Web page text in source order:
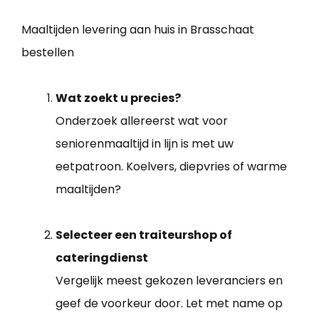
Maaltijden levering aan huis in Brasschaat
bestellen
Wat zoekt u precies?
Onderzoek allereerst wat voor
seniorenmaaltijd in lijn is met uw
eetpatroon. Koelvers, diepvries of warme
maaltijden?
Selecteer een traiteurshop of
cateringdienst
Vergelijk meest gekozen leveranciers en
geef de voorkeur door. Let met name op